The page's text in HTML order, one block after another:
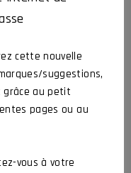
cette nouvelle
suggestions,
grâce au petit
pages ou au
vous à votre